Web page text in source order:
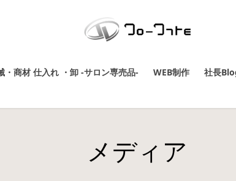
・商材 仕入れ ・卸 -サロン専売品- WEB制作 社長
メディア